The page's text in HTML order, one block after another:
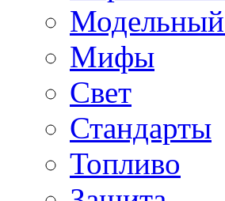
Мифы
Свет
Стандарты
Топливо